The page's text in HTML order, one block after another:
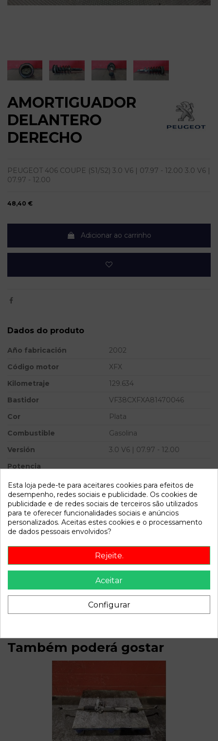
AMORTIGUADOR
DELANTERO
DERECHO
PEUGEOT 406 COUPE (S1/S2) 3.0 V6 | 07.97 - 12.00 3.0 V6 |
07.97 - 12.00
48,40 €
Adicionar ao carrinho
Dados do produto
Año fabricación
2002
Código motor
XFX
Kilometraje
129.634
Bastidor
VF38CXFXA81470046
Cor
Plata
Combustible
Gasolina
Versión
3.0 V6 | 07.97 - 12.00
Potencia
Modelo
406 COUPE (S1/S2) 3.0 V6 |
07.97 - 12.00
Referência 805437
Disponível a partir de: 2022-04-06
Recambio de amortiguador delantero derecho para
peugeot 406 coupe (s1/s2) 3.0 v6 | 07.97 - 12.00 3.0 v6 |
07.97 - 12.00 referencia OEM IAM
Também poderá gostar
Esta loja pede-te para aceitares cookies para efeitos de
desempenho, redes sociais e publicidade. Os cookies de
publicidade e de redes sociais de terceiros são utilizados
para te oferecer funcionalidades sociais e anúncios
personalizados. Aceitas estes cookies e o processamento
de dados pessoais envolvidos?
Rejeite.
Aceitar
Configurar